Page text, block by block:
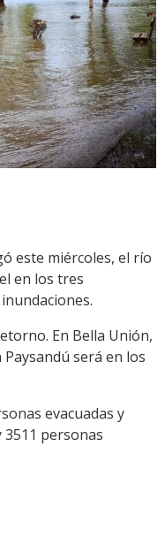
Linkeste miércoles, el río
en los tres
En Bella Unión,
será en los
evacuadas y
3511 personas